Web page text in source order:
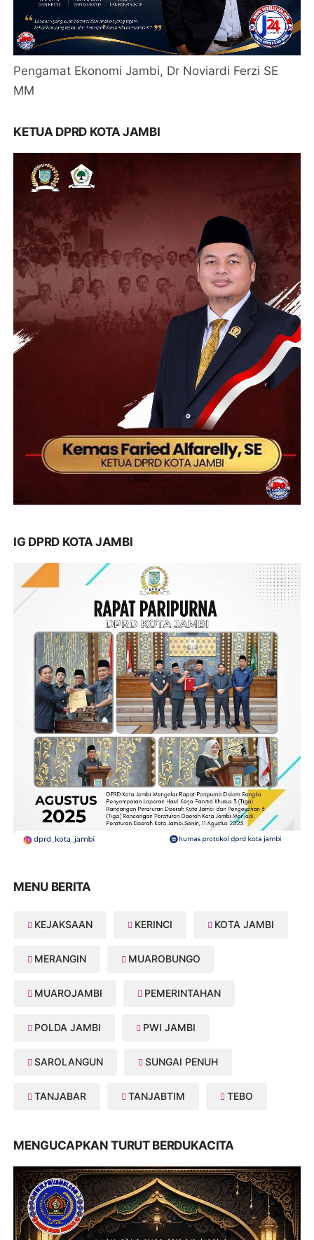
Pengamat Ekonomi Jambi, Dr Noviardi Ferzi SE
MM
KETUA DPRD KOTA JAMBI
IG DPRD KOTA JAMBI
MENU BERITA
KEJAKSAAN KERINCI KOTA JAMBI
MERANGIN MUAROBUNGO
MUAROJAMBI PEMERINTAHAN
POLDA JAMBI PWI JAMBI
SAROLANGUN SUNGAI PENUH
TANJABAR TANJABTIM TEBO
MENGUCAPKAN TURUT BERDUKACITA